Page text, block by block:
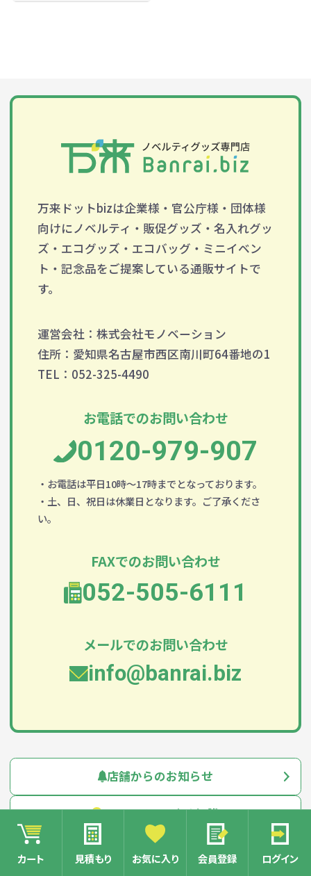
カート 見積もり お気に入り 会員登録 ログイン
万来ドットbizは企業様・官公庁様・団体様
向けにノベルティ・販促グッズ・名入れグッ
ズ・エコグッズ・エコバッグ・ミニイベン
ト・記念品をご提案している通販サイトで
す。
運営会社：株式会社モノベーション
住所：愛知県名古屋市西区南川町64番地の1
TEL：052-325-4490
お電話でのお問い合わせ
0120-979-907
・お電話は平日10時～17時までとなっております。
・土、日、祝日は休業日となります。ご了承くださ
い。
FAXでのお問い合わせ
052-505-6111
メールでのお問い合わせ
info@banrai.biz
店舗からのお知らせ
ノベルティのまめ知識
営業日カレンダー